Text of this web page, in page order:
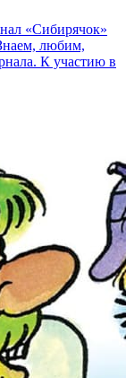
«Сибирячок»
любим,
К участию в